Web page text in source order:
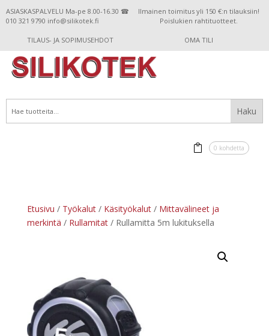
ASIASKASPALVELU Ma-pe 8.00-16.30 ☎
010 321 9790 info@silikotek.fi
Ilmainen toimitus yli 150 €:n tilauksiin!
Poislukien rahtituotteet.
TILAUS- JA SOPIMUSEHDOT OMA TILI
0 kohdetta
Etusivu / Työkalut/ Käsityökalut/ Mittavälineet ja
merkintä / Rullamitat/ Rullamitta 5m lukituksella